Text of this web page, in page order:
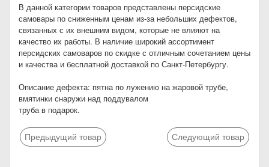
В данной категории товаров представлены персидские
самовары по сниженным ценам из-за небольших дефектов,
связанных с их внешним видом, которые не влияют на
качество их работы. В наличие широкий ассортимент
персидских самоваров по скидке с отличным сочетанием цены
и качества и бесплатной доставкой по Санкт-Петербургу.
Описание дефекта: пятна по лужению на жаровой трубе,
вмятинки снаружи над поддувалом
труба в подарок.
Предыдущий товар Следующий товар